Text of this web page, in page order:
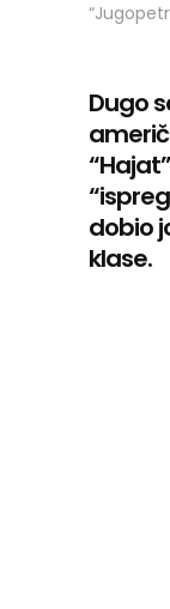
Dugo
dobio
klase.